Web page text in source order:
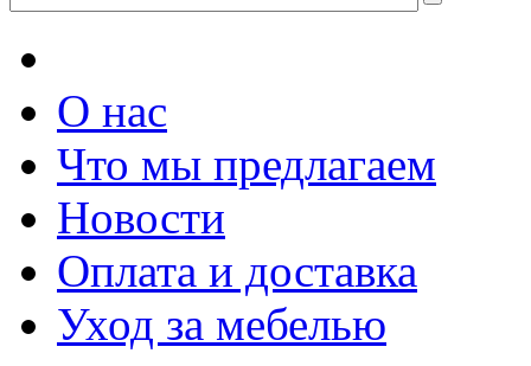
О нас
Что мы предлагаем
Новости
Оплата и доставка
Уход за мебелью